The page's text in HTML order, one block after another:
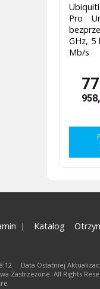
Pro
GHz, 5
Mb/s
Katalog
Data Ostatniej
Zastrzeżone. All Rights